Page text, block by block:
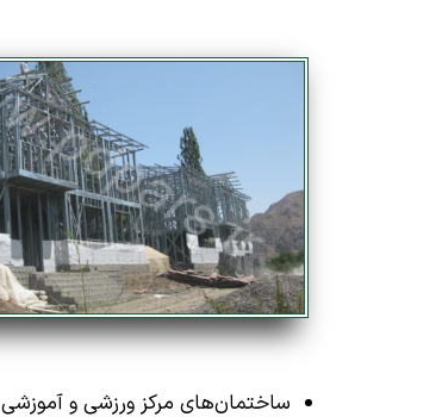
ساختمان‌های مرکز ورزشی و آموزشی